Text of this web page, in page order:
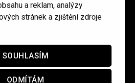
a reklam, analýzy
stránek a zjištění zdroje
SOUHLASÍM
ODMÍTÁM